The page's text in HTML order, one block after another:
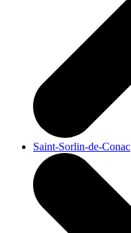
Saint-Sorlin-de-Conac